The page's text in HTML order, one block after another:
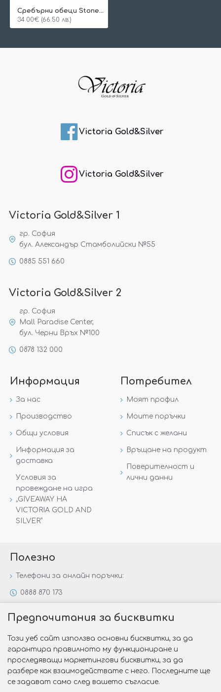
Сребърни обеци Stone Flower
34.00€ (66.50 лв.)
Victoria Gold&Silver
Victoria Gold&Silver
Victoria Gold&Silver 1
гр. София
бул. Александър Стамболийски №55
0885 551 660
Victoria Gold&Silver 2
гр. София
Mall Paradise Center,
бул. Черни Връх №100
0878 132 000
Информация
За нас
Производство
Общи условия
Информация за
доставка
Условия за
провеждане на игра
„GIVEAWAY НА
VICTORIA GOLD AND
SILVER“
Потребител
Моят профил
Моите поръчки
Списък с желани
Връщане на продукт
Поверителност и
лични данни
Полезно
Телефони за онлайн поръчки:
0888 870 173
Специални предложения
Защо да изберете Victoria Gold&Silver?
Как да изберем годежен пръстен?
Предпочитания за бисквитки
Този уеб сайт използва основни бисквитки, за да
гарантира правилното му функциониране и
проследяващи маркетингови бисквитки, за да
разбере как взаимодействате с него. Последните ще
се задават само след вашето съгласие.